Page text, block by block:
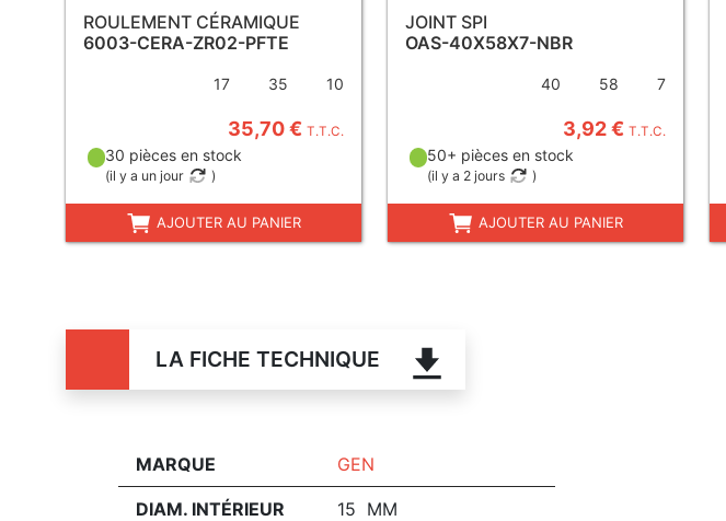
ROULEMENT CÉRAMIQUE
6003-CERA-ZR02-PFTE
17 35 10
35,70 € T.T.C.
30 pièces en stock
(il y a un jour )
AJOUTER AU PANIER
JOINT SPI
OAS-40X58X7-NBR
40 58 7
3,92 € T.T.C.
50+ pièces en stock
(il y a 2 jours )
AJOUTER AU PANIER
LA FICHE TECHNIQUE
MARQUE GEN
DIAM. INTÉRIEUR 15 MM